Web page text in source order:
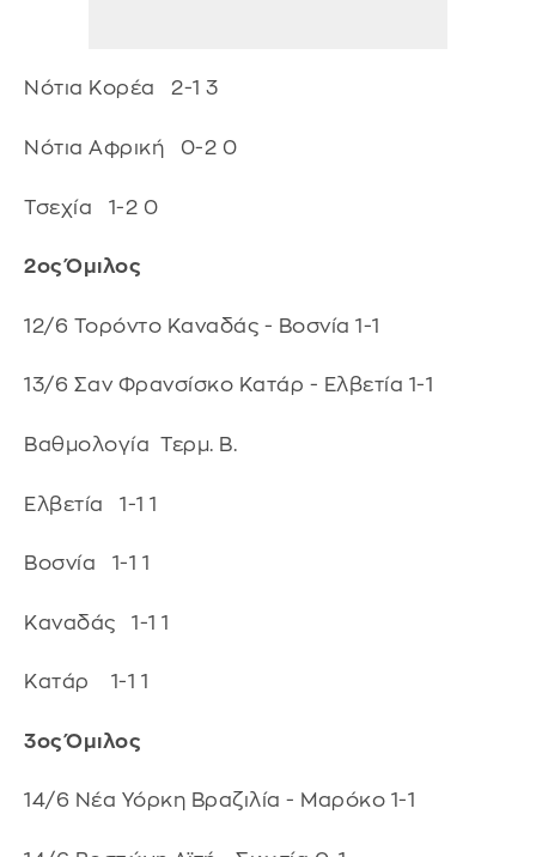
Νότια Κορέα 2-1 3
Νότια Αφρική 0-2 0
Τσεχία 1-2 0
2ος Όμιλος
12/6 Τορόντο Καναδάς - Βοσνία 1-1
13/6 Σαν Φρανσίσκο Κατάρ - Ελβετία 1-1
Βαθμολογία Τερμ. Β.
Ελβετία 1-1 1
Βοσνία 1-1 1
Καναδάς 1-1 1
Κατάρ 1-1 1
3ος Όμιλος
14/6 Νέα Υόρκη Βραζιλία - Μαρόκο 1-1